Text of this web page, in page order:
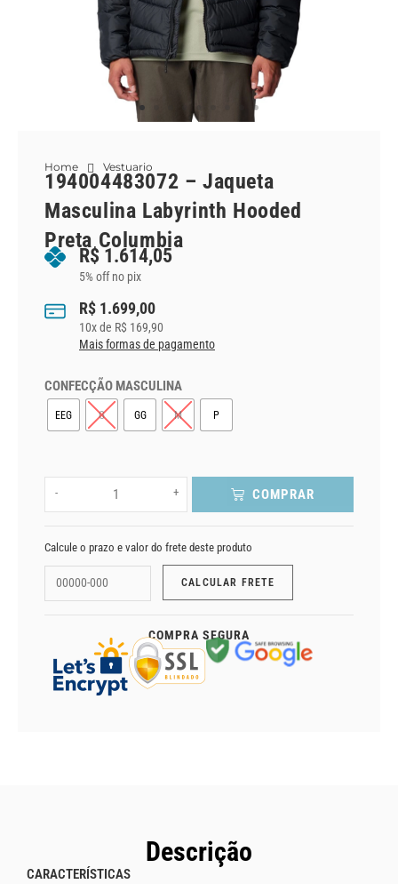
Home Vestuario
194004483072 – Jaqueta
Masculina Labyrinth Hooded
Preta Columbia
R$ 1.614,05
5% off no pix
R$ 1.699,00
10x de R$ 169,90
Mais formas de pagamento
CONFECÇÃO MASCULINA
EEG G GG M P
- + COMPRAR
Calcule o prazo e valor do frete deste produto
COMPRA SEGURA
Descrição
CARACTERÍSTICAS